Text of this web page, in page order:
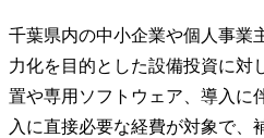
千葉県内の中小企業や個人事業
力化を目的とした設備投資に対
置や専用ソフトウェア、導入に
入に直接必要な経費が対象で、